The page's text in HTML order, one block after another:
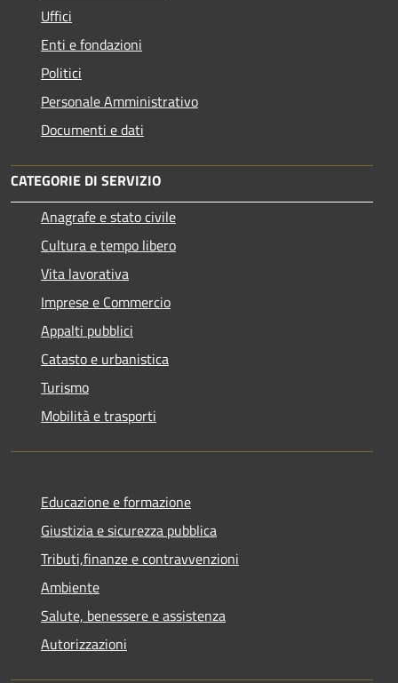
Uffici
Enti e fondazioni
Politici
Personale Amministrativo
Documenti e dati
CATEGORIE DI SERVIZIO
Anagrafe e stato civile
Cultura e tempo libero
Vita lavorativa
Imprese e Commercio
Appalti pubblici
Catasto e urbanistica
Turismo
Mobilità e trasporti
Educazione e formazione
Giustizia e sicurezza pubblica
Tributi,finanze e contravvenzioni
Ambiente
Salute, benessere e assistenza
Autorizzazioni